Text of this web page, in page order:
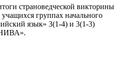
страноведческой викторины
группах начального
язык» 3(1-4) и 3(1-3)